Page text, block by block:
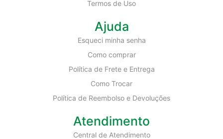
Termos de Uso
Ajuda
Esqueci minha senha
Como comprar
Política de Frete e Entrega
Como Trocar
Política de Reembolso e Devoluções
Atendimento
Central de Atendimento